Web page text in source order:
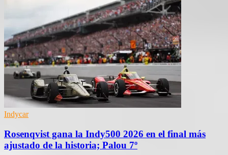
de
la
IndyCar
tras
la
Indy
pese
su
sanción
Indycar
Rosenqvist gana la Indy500 2026 en el final más
ajustado de la historia; Palou 7º